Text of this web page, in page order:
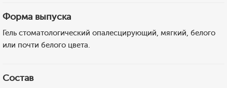
Форма выпуска
Гель стоматологический опалесцирующий, мягкий, белого
или почти белого цвета.
Состав